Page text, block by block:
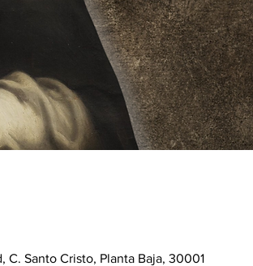
C. Santo Cristo, Planta Baja, 30001